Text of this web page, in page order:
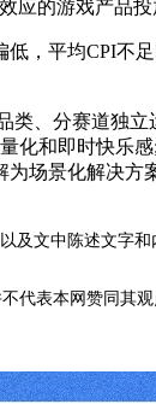
应的游戏产品投
平均CPI不
分赛道独立
化和即时快
场景化解决方
及文中陈述文字
表本网赞同其